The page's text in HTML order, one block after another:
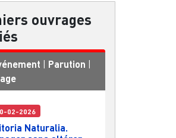
ouvrages
| Parution |
02-2026
Naturalia.